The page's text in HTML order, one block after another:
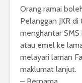
Orang ramai
Pelanggan JKR
menghantar
atau emel ke
melayari laman
maklumat lanjut.